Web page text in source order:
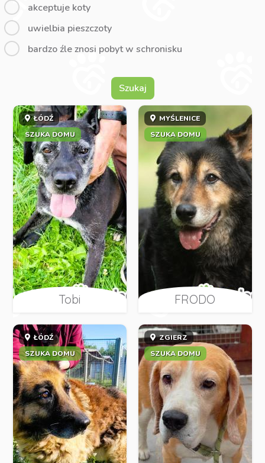
akceptuje koty
uwielbia pieszczoty
bardzo źle znosi pobyt w schronisku
Szukaj
ŁÓDŹ
SZUKA DOMU
Tobi
MYŚLENICE
SZUKA DOMU
FRODO
ŁÓDŹ
SZUKA DOMU
ZGIERZ
SZUKA DOMU